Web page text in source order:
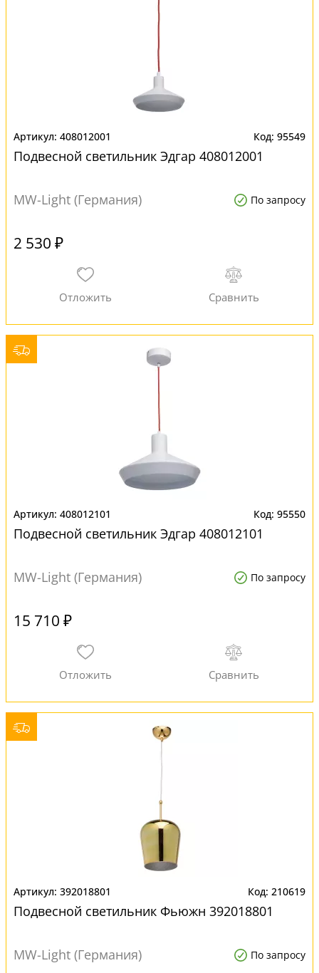
408012001 95549
Подвесной светильник Эдгар 408012001
MW-Light (Германия) По запросу
2 530 ₽
408012101 95550
Подвесной светильник Эдгар 408012101
MW-Light (Германия) По запросу
15 710 ₽
392018801 210619
Подвесной светильник Фьюжн 392018801
MW-Light (Германия) По запросу